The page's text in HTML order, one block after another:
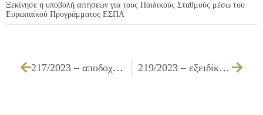
Ξεκίνησε η υποβολή αιτήσεων για τους Παιδικούς Σταθμούς μέσω του
Ευρωπαϊκού Προγράμματος ΕΣΠΑ
217/2023 – αποδοχή δωρεάς ενός σχολικού λεωφορείου προς το Δήμο Ιλίου 219/2023 – εξειδίκευση πίστωσης ποσού του Κ.Α. 15.6142.0005